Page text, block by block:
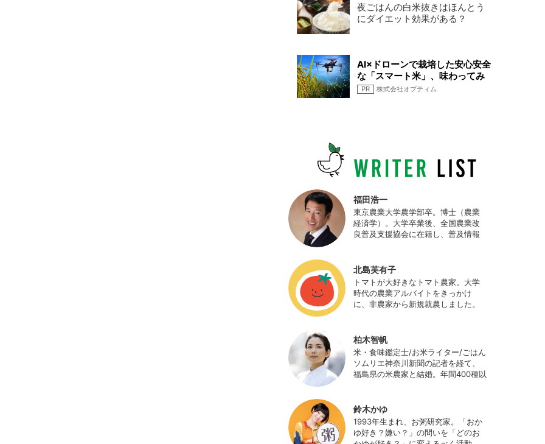
夜ごはんの白米抜きはほんとう
にダイエット効果がある？
AI×ドローンで栽培した安心安全
な「スマート米」、味わってみ
ませんか
PR 株式会社オプティム
福田浩一
東京農業大学農学部卒。博士（農業
経済学）。大学卒業後、全国農業改
良普及支援協会に在籍し、普及情報
（元情報部長）。2011年に株式会社
日本農業サポート研究所を創業し、
海外のICT利用の実証試験や農産物輸
出などに関わった。主にスマート農
業の実証試験やコンサルなどに携わ
http://www.ijas.co.jp/
北島芙有子
トマトが大好きなトマト農家。大学
時代の農業アルバイトをきっかけ
に、非農家から新規就農しました。
最近はWeb関連の仕事も始め、半農
半Xの生活。
柏木智帆
米・食味鑑定士/お米ライター/ごはん
ソムリエ神奈川新聞の記者を経て、
福島県の米農家と結婚。年間400種以
イベント、講演活動など、お米の魅
力を伝える活動を行っている。ま
た、4歳の娘の食事やお弁当づくりを
通して、食育にも目を向けている。
鈴木かゆ
1993年生まれ、お粥研究家。「おか
ゆ好き？嫌い？」の問いを「どのお